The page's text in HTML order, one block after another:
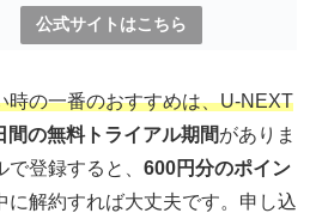
公式サイトはこちら
時の一番のおすすめは、U-NEXT
間の無料トライアル期間がありま
登録すると、 600円分のポイン
に解約すれば大丈夫です。申し込